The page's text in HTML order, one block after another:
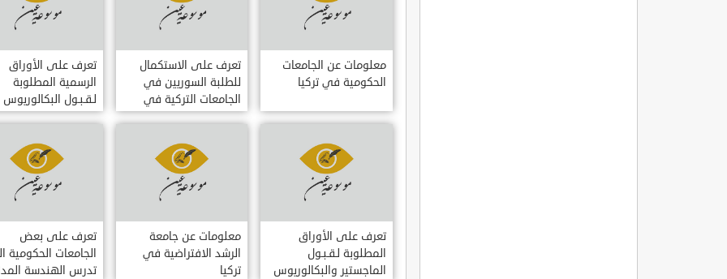
معلومات عن الجامعات
الحكومية في تركيا
تعرف على الاستكمال
للطلبة السوريين في
الجامعات التركية في
تركيا
تعرف على الأوراق
الرسمية المطلوبة
لـقـبـول البكالوريوس
(الليسانس) و
تعرف على الأوراق
المطلوبة لـقـبـول
الماجستير والبكالوريوس
معلومات عن جامعة
الرشد الافتراضية في
تركيا
تعرف على بعض
الجامعات الحكومية
تدرس الهندسة